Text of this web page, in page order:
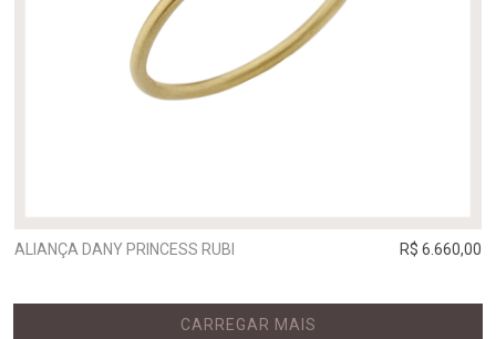
ALIANÇA DANY PRINCESS RUBI R$ 6.660,00
CARREGAR MAIS